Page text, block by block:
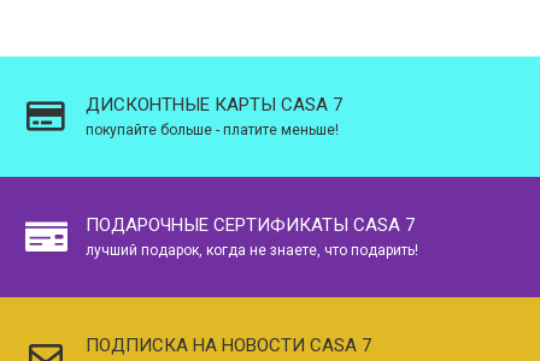
ДИСКОНТНЫЕ КАРТЫ CASA 7
покупайте больше - платите меньше!
ПОДАРОЧНЫЕ СЕРТИФИКАТЫ CASA 7
лучший подарок, когда не знаете, что подарить!
ПОДПИСКА НА НОВОСТИ CASA 7